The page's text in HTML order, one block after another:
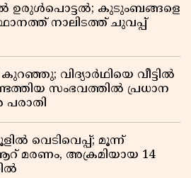
ഉരുൾപൊട്ടൽ; കുടുംബങ്ങളെ
നാലിടത്ത് ചുവപ്പ്
വിദ്യാർഥിയെ വീട്ടിൽ
സംഭവത്തിൽ പ്രധാന
പരാതി
വെടിവെപ്പ്; മൂന്ന്
ആറ് മരണം, അക്രമിയായ 14